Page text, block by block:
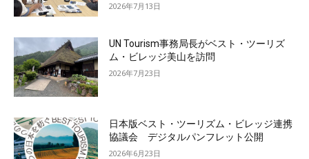
2026年7月13日
UN Tourism事務局長がベスト・ツーリズ
ム・ビレッジ美山を訪問
2026年7月23日
日本版ベスト・ツーリズム・ビレッジ連携
協議会 デジタルパンフレット公開
2026年6月23日